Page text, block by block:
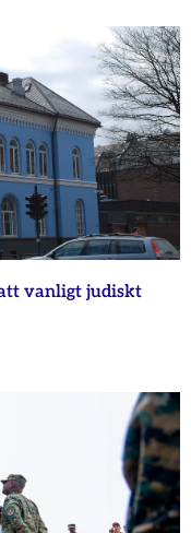
vanligt judiskt